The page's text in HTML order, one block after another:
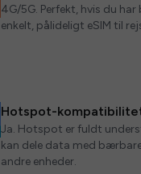
4G/5G. Perfekt, hvis du
enkelt, pålideligt eSIM til
Hotspot-
Ja. Hotspot er fuldt
kan dele data med
andre enheder.